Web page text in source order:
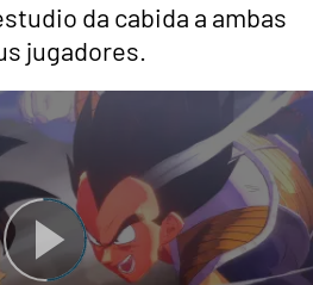
da cabida a ambas
jugadores.